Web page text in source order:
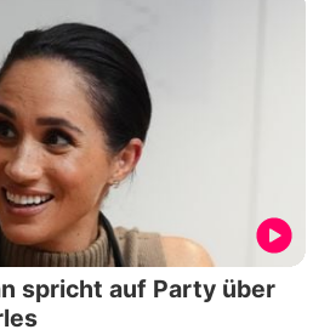
spricht auf Party über